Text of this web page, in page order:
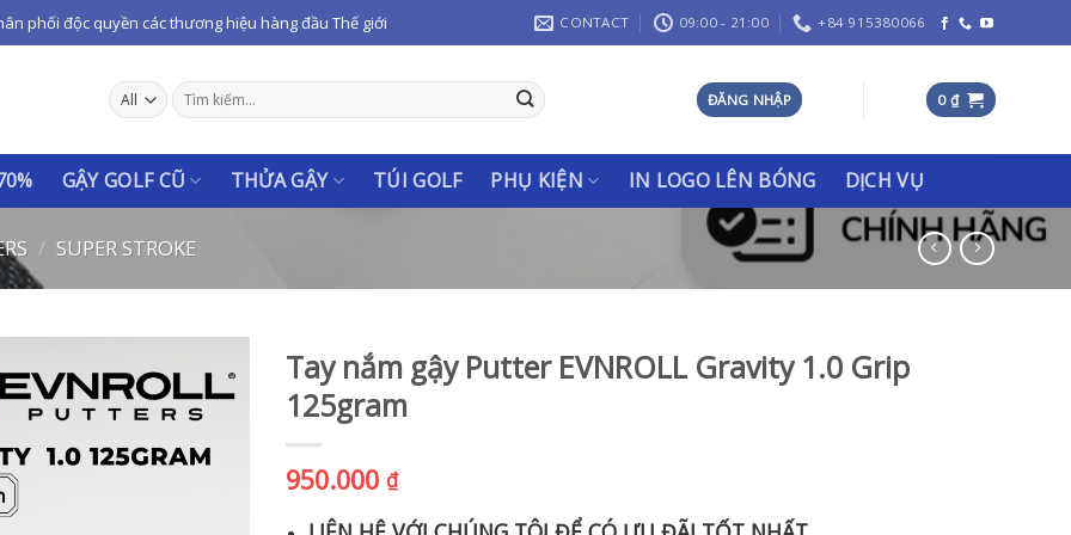
phối độc quyền các thương hiệu hàng đầu Thế giới CONTACT 09:00 - 21:00 +84 915380066
Tìm
kiếm:
ĐĂNG NHẬP 0 ₫
GẬY GOLF CŨ THỬA GẬY TÚI GOLF PHỤ KIỆN IN LOGO LÊN BÓNG DỊCH VỤ
/ SUPER STROKE
Tay nắm gậy Putter EVNROLL Gravity 1.0 Grip
125gram
950.000 ₫